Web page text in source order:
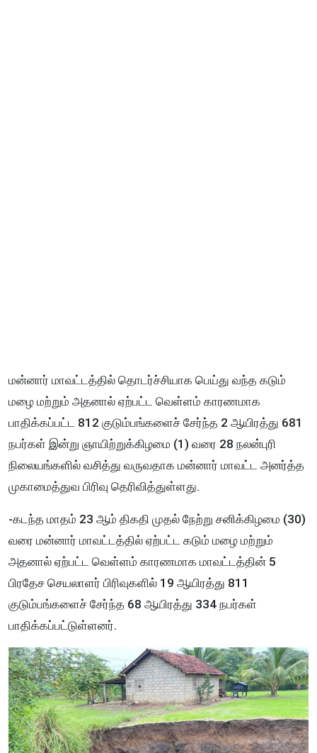
மன்னார் மாவட்டத்தில் தொடர்ச்சியாக பெய்து வந்த கடும்
மழை மற்றும் அதனால் ஏற்பட்ட வெள்ளம் காரணமாக
பாதிக்கப்பட்ட 812 குடும்பங்களைச் சேர்ந்த 2 ஆயிரத்து 681
நபர்கள் இன்று ஞாயிற்றுக்கிழமை (1) வரை 28 நலன்புரி
நிலையங்களில் வசித்து வருவதாக மன்னார் மாவட்ட அனர்த்த
முகாமைத்துவ பிரிவு தெரிவித்துள்ளது.
-கடந்த மாதம் 23 ஆம் திகதி முதல் நேற்று சனிக்கிழமை (30)
வரை மன்னார் மாவட்டத்தில் ஏற்பட்ட கடும் மழை மற்றும்
அதனால் ஏற்பட்ட வெள்ளம் காரணமாக மாவட்டத்தின் 5
பிரதேச செயலாளர் பிரிவுகளில் 19 ஆயிரத்து 811
குடும்பங்களைச் சேர்ந்த 68 ஆயிரத்து 334 நபர்கள்
பாதிக்கப்பட்டுள்ளனர்.